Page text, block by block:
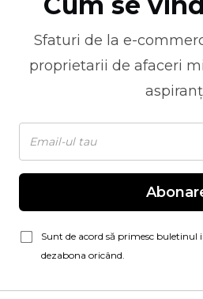
Sfaturi de la e-
proprietarii de afaceri
Sunt de acord să primesc
dezabona oricând.